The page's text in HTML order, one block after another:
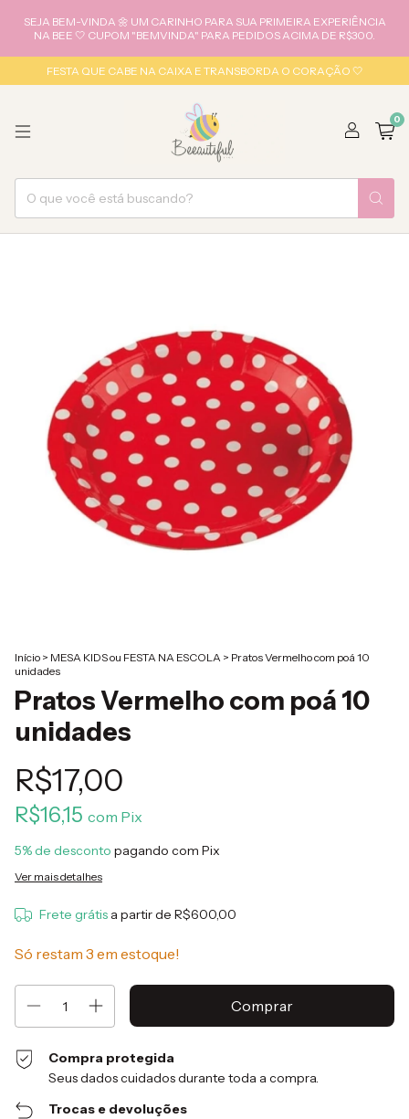
SEJA BEM-VINDA 🌼 UM CARINHO PARA SUA PRIMEIRA EXPERIÊNCIA
NA BEE 🤍 CUPOM "BEMVINDA" PARA PEDIDOS ACIMA DE R$300.
FESTA QUE CABE NA CAIXA E TRANSBORDA O CORAÇÃO 🤍
0
Início > MESA KIDS ou FESTA NA ESCOLA > Pratos Vermelho com poá 10
unidades
Pratos Vermelho com poá 10
unidades
R$17,00
R$16,15 com Pix
5% de desconto pagando com Pix
Ver mais detalhes
Frete grátis a partir de R$600,00
Só restam 3 em estoque!
Compra protegida
Seus dados cuidados durante toda a compra.
Trocas e devoluções